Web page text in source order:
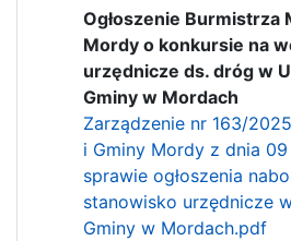
Ogłoszenie Burmistrza
Mordy o konkursie na
urzędnicze ds. dróg w
Gminy w Mordach
Zarządzenie nr 163/
i Gminy Mordy z dnia
sprawie ogłoszenia
stanowisko urzędnicze
Gminy w Mordach.pdf